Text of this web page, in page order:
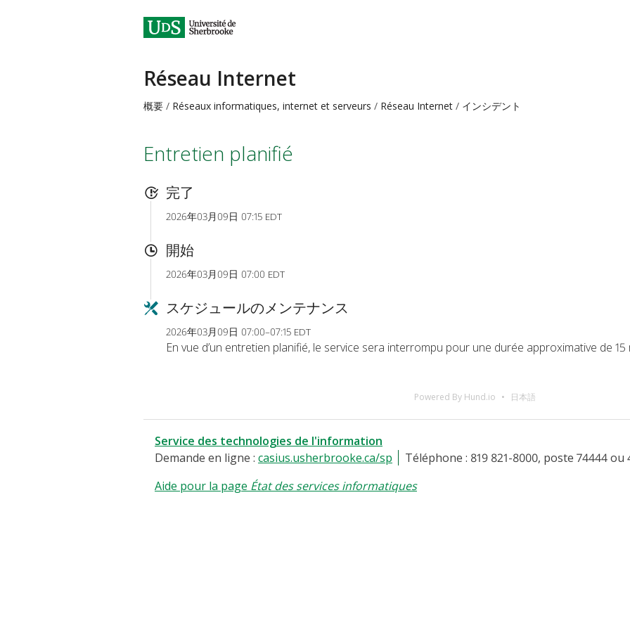
Réseau Internet
概要 Réseaux informatiques, internet et serveurs Réseau Internet インシデント
Entretien planifié
完了
2026年03月09日 07:15 EDT
開始
2026年03月09日 07:00 EDT
スケジュールのメンテナンス
2026年03月09日 07:00–07:15 EDT
En vue d’un entretien planifié, le service sera interrompu pour une durée approximative de 15
Powered By Hund.io 日本語
Service des technologies de l'information
Demande en ligne : casius.usherbrooke.ca/sp
Téléphone : 819 821-8000, poste 74444 ou
Aide pour la page État des services informatiques